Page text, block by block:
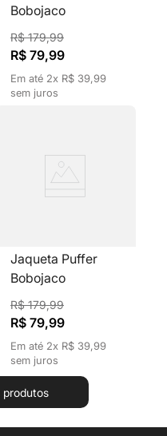
Bobojaco
Feminina Gola Alta
Marrom Com
Capuz Removível
R$ 179,99
R$ 79,99
Em até 2x R$ 39,99
sem juros
Jaqueta Puffer
Bobojaco
Feminina Gola Alta
Rosa Com Capuz
Removível
R$ 179,99
R$ 79,99
Em até 2x R$ 39,99
sem juros